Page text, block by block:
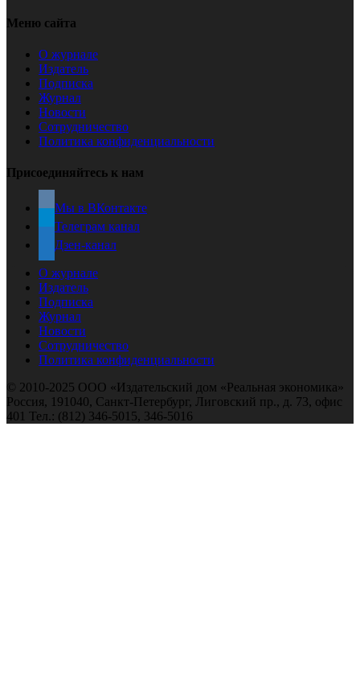
Меню сайта
О журнале
Издатель
Подписка
Журнал
Новости
Сотрудничество
Политика конфиденциальности
Присоединяйтесь к нам
Мы в ВКонтакте
Телеграм канал
Дзен-канал
О журнале
Издатель
Подписка
Журнал
Новости
Сотрудничество
Политика конфиденциальности
© 2010-2025 ООО «Издательский дом «Реальная экономика»
Россия, 191040, Санкт-Петербург, Лиговский пр., д. 73, офис
401 Тел.: (812) 346-5015, 346-5016